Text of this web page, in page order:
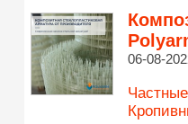
06-08-